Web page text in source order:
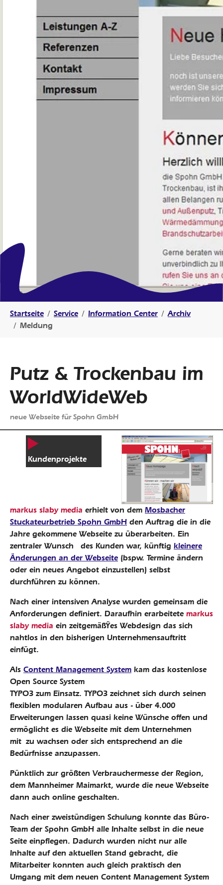
Startseite Service Information Center
Archiv
Meldung
Putz & Trockenbau im
WorldWideWeb
neue Webseite für Spohn GmbH
Kundenprojekte
markus slaby media erhielt von dem Mosbacher
Stuckateurbetrieb Spohn GmbH den Auftrag die in die
Jahre gekommene Webseite zu überarbeiten. Ein
zentraler Wunsch des Kunden war, künftig kleinere
Änderungen an der Webseite (bspw. Termine ändern
oder ein neues Angebot einzustellen) selbst
durchführen zu können.
Nach einer intensiven Analyse wurden gemeinsam die
Anforderungen definiert. Daraufhin erarbeitete markus
slaby media ein zeitgemäßŸes Webdesign das sich
nahtlos in den bisherigen Unternehmensauftritt
einfügt.
Als Content Management System kam das kostenlose
Open Source System
TYPO3 zum Einsatz. TYPO3 zeichnet sich durch seinen
flexiblen modularen Aufbau aus - über 4.000
Erweiterungen lassen quasi keine Wünsche offen und
ermöglicht es die Webseite mit dem Unternehmen
mit zu wachsen oder sich entsprechend an die
Bedürfnisse anzupassen.
Pünktlich zur größten Verbrauchermesse der Region,
dem Mannheimer Maimarkt, wurde die neue Webseite
dann auch online geschalten.
Nach einer zweistündigen Schulung konnte das Büro-
Team der Spohn GmbH alle Inhalte selbst in die neue
Seite einpflegen. Dadurch wurden nicht nur alle
Inhalte auf den aktuellen Stand gebracht, die
Mitarbeiter konnten auch gleich praktisch den
Umgang mit dem neuen Content Management System